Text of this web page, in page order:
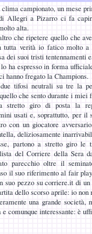
campionato, un mese
Allegri a Pizarro ci fa
alta.
che ripetere quello che
tutta verità io fatico molto
dei suoi tristi tentennamenti
ha espresso in forma
hanno fregato la Champions.
tifosi neutrali su tre la
che sento durante i
stretto giro di posta la
usati e, soprattutto, per il
con un giocatore
deliziosamente
partono a stretto giro le
del Corriere della Sera
parecchio oltre il
il suo riferimento al fair
suo pezzo su corriere.it di
dello scorso aprile: io non
una grande società,
e comunque interessante: è